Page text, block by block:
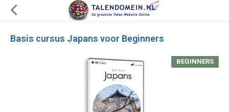
Basis cursus Japans voor Beginners
BEGINNERS